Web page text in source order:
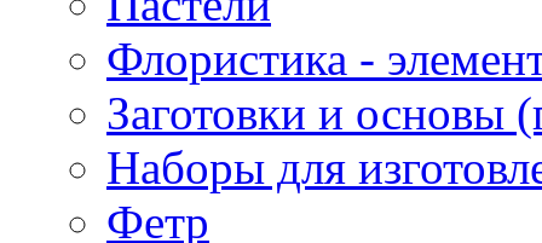
Флористика -
Заготовки и основы
Наборы для
Фетр